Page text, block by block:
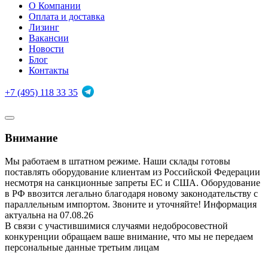
О Компании
Оплата и доставка
Лизинг
Вакансии
Новости
Блог
Контакты
+7 (495) 118 33 35
Внимание
Мы работаем в штатном режиме. Наши склады готовы
поставлять оборудование клиентам из Российской Федерации
несмотря на санкционные запреты ЕС и США. Оборудование
в РФ ввозится легально благодаря новому законодательству с
параллельным импортом. Звоните и уточняйте! Информация
актуальна на 07.08.26
В связи с участившимися случаями недобросовестной
конкуренции обращаем ваше внимание, что мы не передаем
персональные данные третьим лицам